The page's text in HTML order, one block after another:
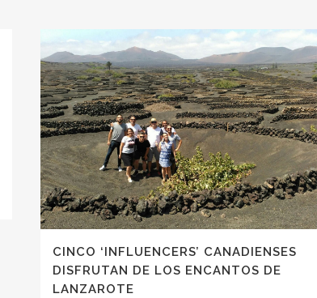
CINCO ‘INFLUENCERS’ CANADIENSES
DISFRUTAN DE LOS ENCANTOS DE
LANZAROTE